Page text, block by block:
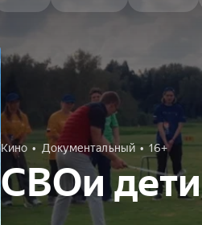
Кино Документальный 16+
СВОи дети